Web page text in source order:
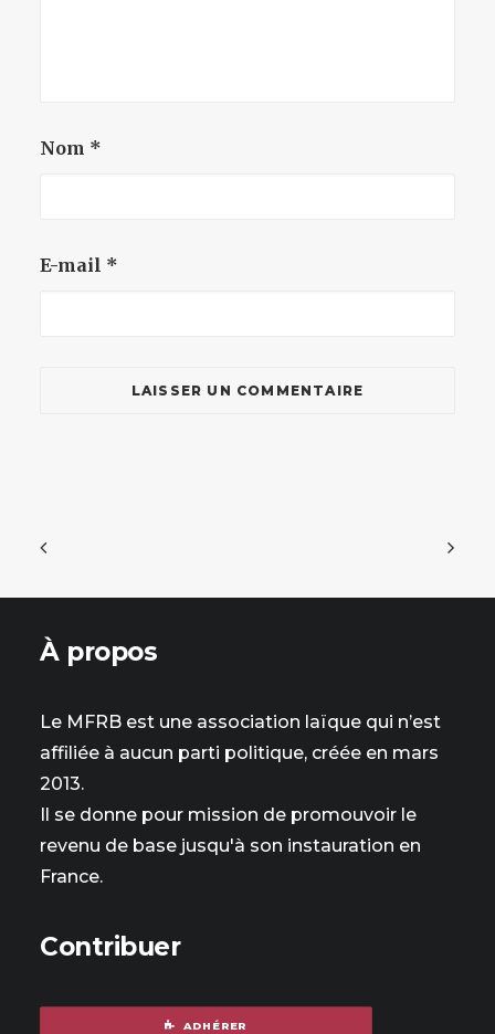
Nom *
E-mail *
À propos
Le MFRB est une association laïque qui n’est
affiliée à aucun parti politique, créée en mars
2013.
Il se donne pour mission de promouvoir le
revenu de base jusqu'à son instauration en
France.
Contribuer
ADHÉRER